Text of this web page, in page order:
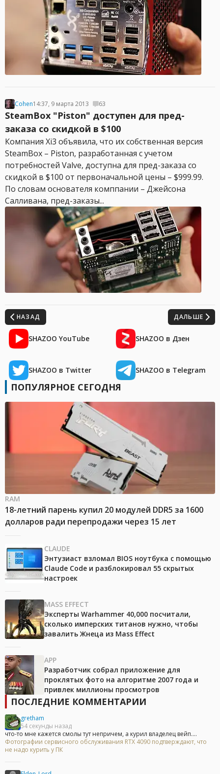
Cohen14:37, 9 марта 2013 63
SteamBox "Piston" доступен для пред-
заказа со скидкой в $100
Компания Xi3 объявила, что их собственная версия
SteamBox – Piston, разработанная с учетом
потребностей Valve, доступна для пред-заказа со
скидкой в $100 от первоначальной цены – $999.99.
По словам основателя комппании – Джейсона
Салливана, пред-заказы...
НАЗАД ДАЛЬШЕ
SHAZOO YouTube SHAZOO в Дзен
SHAZOO в Twitter SHAZOO в Telegram
ПОПУЛЯРНОЕ СЕГОДНЯ
RAM
18-летний парень купил 20 модулей DDR5 за 1600
долларов ради перепродажи через 15 лет
CLAUDE
Энтузиаст взломал BIOS ноутбука с помощью
Claude Code и разблокировал 55 скрытых
настроек
MASS EFFECT
Эксперты Warhammer 40,000 посчитали,
сколько имперских титанов нужно, чтобы
завалить Жнеца из Mass Effect
APP
Разработчик собрал приложение для
проклятых фото на алгоритме 2007 года и
привлек миллионы просмотров
ПОСЛЕДНИЕ КОММЕНТАРИИ
gretham
54 секунды назад
что-то мне кажется смолы тут непричем, а курил владелец вейп....
Фотографии сервисного обслуживания RTX 4090 подтверждают, что
не надо курить у ПК